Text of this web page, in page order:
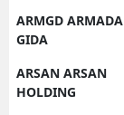
ARMGD ARMADA
GIDA
ARSAN ARSAN
HOLDING